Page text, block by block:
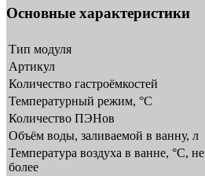
Основные характеристики
Тип модуля
Артикул
Количество гастроёмкостей
Температурный режим, °C
Количество ПЭНов
Объём воды, заливаемой в ванну, л
Температура воздуха в ванне, °С, не
более